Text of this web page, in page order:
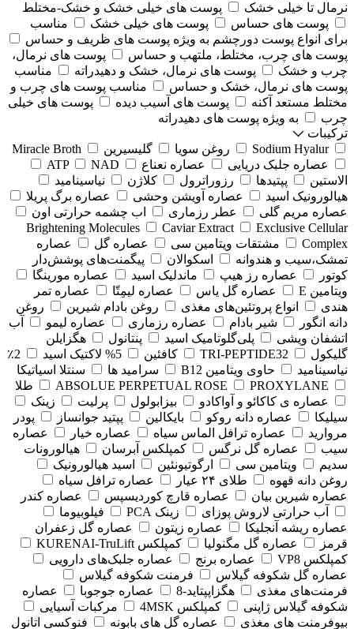
نرمال تا خیلی خشک
پوست های خیلی خشک و خشک-مختلط
پوست های حساس
پوست های خیلی خشک
مناسب
برای انواع پوست دورچشم به ویژه پوست های ظریف و حساس
پوست های چرب، مختلط، ملتهب و حساس
پوست های نرمال،
چرب و خشک
پوست های نرمال، خشک و دهیدراته
مناسب
پوست های نرمال، خشک و حساس
مناسب پوست های چرب و
مختلط مستعد آکنه
پوست های آسیب دیده
پوست های خیلی
چرب
به ویژه پوست های دهیدراته
ترکیبات
Sodium Hyalur
روغن سویا گلیسیرین
Miracle Broth
عصاره جلبک دریایی
عصاره نعناع ATP
NAD
الاستین
پپتیدها رزوراترول کلاژن
⁠نیاسینامید
هیالورونیک اسید
عصاره آویشن وحشی
عصاره برگ پریلا
عصاره مریم گلی
عطر رزماری
اب چشمه حرارتی اون
Brightening Molecules
Caviar Extract
Exclusive Cellular
Complex
مشتقات ویتامین سی عصاره گل
عصاره
تمشک،سیب و هندوانه
اسکوالان
پیگمنت‌های پوشش‌دار
کوتور
عصاره رز هیپ ماندلیک اسید
عصاره مورینگا
ویتامین E
عصاره گل یاس عصاره لیمِتّا
عصاره تمر
هندی
انواع پروتئین‌های مغذی روغن بادام شیرین
روغن
دانه انگور
شیر بادام عصاره رزماری عصاره لیمو
آب
اتشفان ویشی
پلی‌گلوتامیک اسید پنتانول
هگزایلن
گلیکول
TRI-PEPTIDE32 کافئین 5% لاکتیک اسید
2٪
نیاسینامید
حاوی ویتامین B12 سرامید ها
سنتلا اسیاتیکا
ABSOLUE PERPETUAL ROSE
PROXYLANE
طلا
عصاره ی کاکائو و آواکادو
بیزابولول پرلیت
زینک
سیلیکا
عصاره دانه روکو بایکالین پپتید جوانساز
پودر
مروارید
عصاره ترافل الماس سیاه عصاره خیار
عصاره
سیب
عصاره گل نرگس کمپلکس آبرسان
هیالورونات
سدیم
ویتامین سی ارگوتیونئین
اسید هیالورونیک
روغن دانه قهوه
طلای ۲۴ عیار
عصاره ترافل سیاه
عصاره شیرین بیان
عصاره قارچ کوردیسپس
عصاره کندر
آب حرارتی لاروش پوزای
زینک PCA
فیلوبیوما
عصاره ریشه آنجلیکا
عصاره زیتون
عصاره گل زعفران
قرمز
عصاره گل مگنولیا
کمپلکس KURENAI-TruLift
کمپلکس VP8
عصاره برنج
عصاره جلبک‌های دارویی
عصاره گل شکوفه گیلاس
فرمنت شکوفه گیلاس
فرمنت‌های مغذی
هگزاپپتاید-8 عصاره جوجوبا
عصاره
شکوفه گیلاس ژاپنی
کمپلکس 4MSK
مرکبات آسیایی
بیوفرمنت های مغذی
عصاره گل های بابونه
فنوکسی اتانول